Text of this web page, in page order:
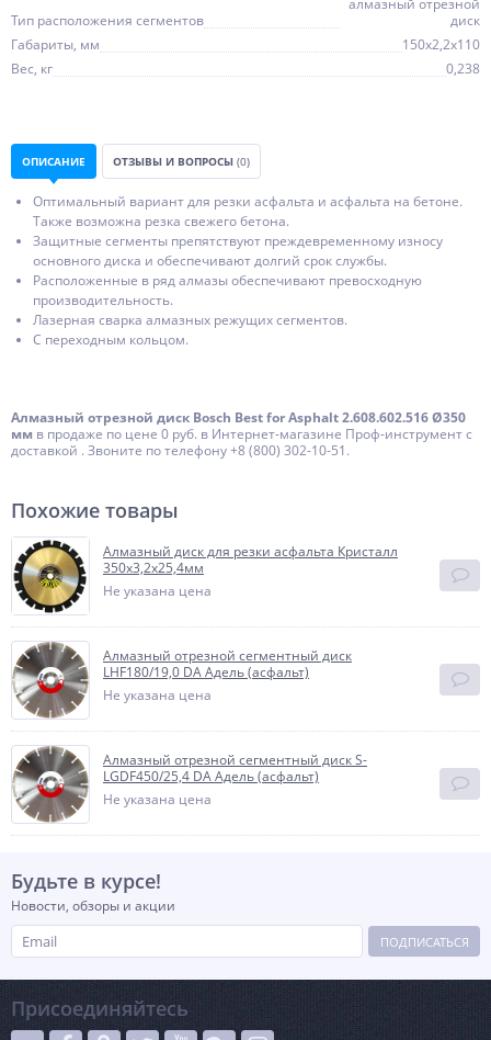
Тип расположения сегментов
алмазный отрезной
диск
Габариты, мм
150х2,2х110
Вес, кг
0,238
ОПИСАНИЕ ОТЗЫВЫ И ВОПРОСЫ (0)
Оптимальный вариант для резки асфальта и асфальта на бетоне.
Также возможна резка свежего бетона.
Защитные сегменты препятствуют преждевременному износу
основного диска и обеспечивают долгий срок службы.
Расположенные в ряд алмазы обеспечивают превосходную
производительность.
Лазерная сварка алмазных режущих сегментов.
С переходным кольцом.
Алмазный отрезной диск Bosch Best for Asphalt 2.608.602.516 Ø350
мм в продаже по цене 0 руб. в Интернет-магазине Проф-инструмент с
доставкой . Звоните по телефону +8 (800) 302-10-51.
Похожие товары
Алмазный диск для резки асфальта Кристалл
350x3,2x25,4мм
Не указана цена
Алмазный отрезной сегментный диск
LHF180/19,0 DA Адель (асфальт)
Не указана цена
Алмазный отрезной сегментный диск S-
LGDF450/25,4 DA Адель (асфальт)
Не указана цена
Будьте в курсе!
Новости, обзоры и акции
ПОДПИСАТЬСЯ
Присоединяйтесь